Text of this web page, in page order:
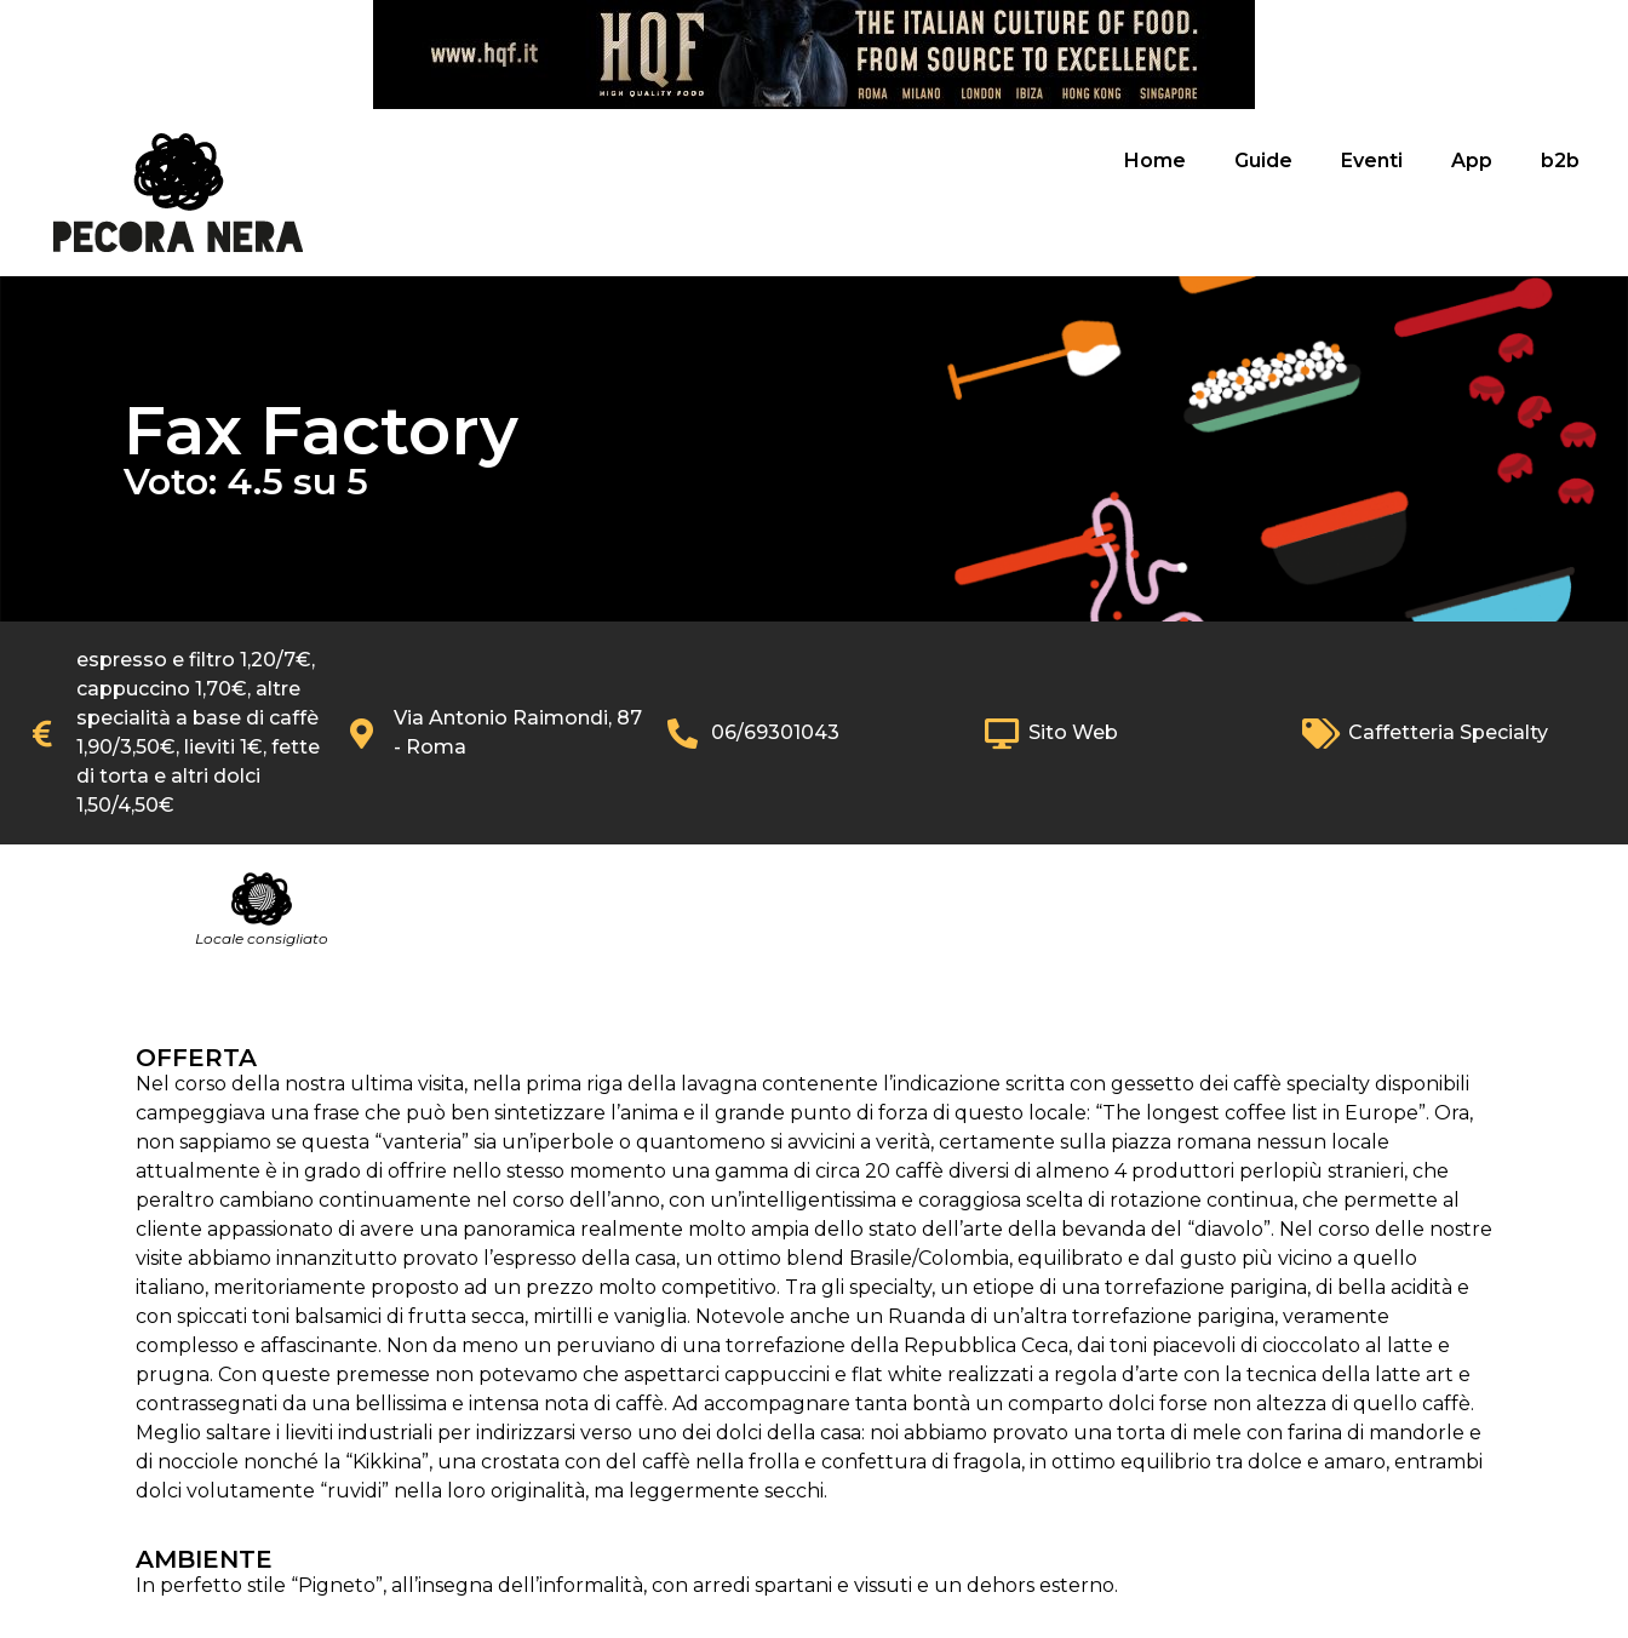
Home Guide Eventi App b2b
Fax Factory
Voto: 4.5 su 5
espresso e filtro 1,20/7€,
cappuccino 1,70€, altre
specialità a base di caffè
1,90/3,50€, lieviti 1€, fette
di torta e altri dolci
1,50/4,50€
Via Antonio Raimondi, 87
- Roma
06/69301043 Sito Web Caffetteria Specialty
Locale consigliato
OFFERTA
Nel corso della nostra ultima visita, nella prima riga della lavagna contenente l’indicazione scritta con gessetto dei caffè specialty disponibili
campeggiava una frase che può ben sintetizzare l’anima e il grande punto di forza di questo locale: “The longest coffee list in Europe”. Ora,
non sappiamo se questa “vanteria” sia un’iperbole o quantomeno si avvicini a verità, certamente sulla piazza romana nessun locale
attualmente è in grado di offrire nello stesso momento una gamma di circa 20 caffè diversi di almeno 4 produttori perlopiù stranieri, che
peraltro cambiano continuamente nel corso dell’anno, con un’intelligentissima e coraggiosa scelta di rotazione continua, che permette al
cliente appassionato di avere una panoramica realmente molto ampia dello stato dell’arte della bevanda del “diavolo”. Nel corso delle nostre
visite abbiamo innanzitutto provato l’espresso della casa, un ottimo blend Brasile/Colombia, equilibrato e dal gusto più vicino a quello
italiano, meritoriamente proposto ad un prezzo molto competitivo. Tra gli specialty, un etiope di una torrefazione parigina, di bella acidità e
con spiccati toni balsamici di frutta secca, mirtilli e vaniglia. Notevole anche un Ruanda di un’altra torrefazione parigina, veramente
complesso e affascinante. Non da meno un peruviano di una torrefazione della Repubblica Ceca, dai toni piacevoli di cioccolato al latte e
prugna. Con queste premesse non potevamo che aspettarci cappuccini e flat white realizzati a regola d’arte con la tecnica della latte art e
contrassegnati da una bellissima e intensa nota di caffè. Ad accompagnare tanta bontà un comparto dolci forse non altezza di quello caffè.
Meglio saltare i lieviti industriali per indirizzarsi verso uno dei dolci della casa: noi abbiamo provato una torta di mele con farina di mandorle e
di nocciole nonché la “Kikkina”, una crostata con del caffè nella frolla e confettura di fragola, in ottimo equilibrio tra dolce e amaro, entrambi
dolci volutamente “ruvidi” nella loro originalità, ma leggermente secchi.
AMBIENTE
In perfetto stile “Pigneto”, all’insegna dell’informalità, con arredi spartani e vissuti e un dehors esterno.